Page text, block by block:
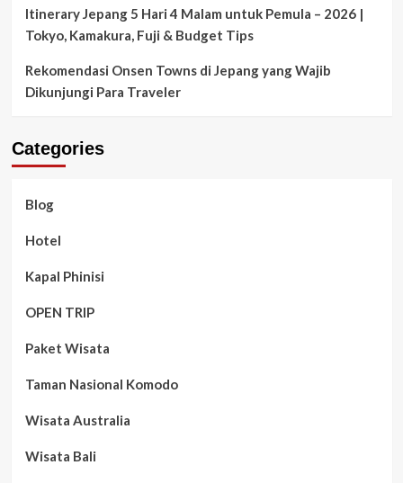
Itinerary Jepang 5 Hari 4 Malam untuk Pemula – 2026 |
Tokyo, Kamakura, Fuji & Budget Tips
Rekomendasi Onsen Towns di Jepang yang Wajib
Dikunjungi Para Traveler
Categories
Blog
Hotel
Kapal Phinisi
OPEN TRIP
Paket Wisata
Taman Nasional Komodo
Wisata Australia
Wisata Bali